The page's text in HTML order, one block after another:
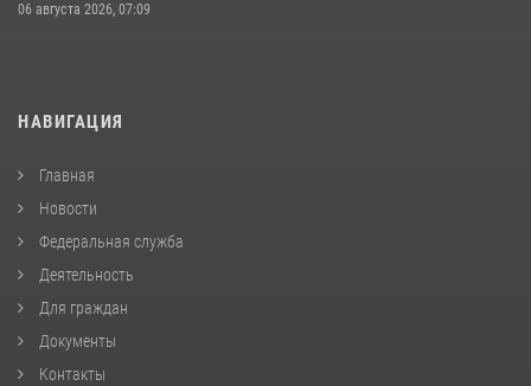
06 августа 2026, 07:09
НАВИГАЦИЯ
Главная
Новости
Федеральная служба
Деятельность
Для граждан
Документы
Контакты